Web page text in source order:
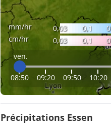
mm/hr 0,03 0,1
cm/hr
0,03 0,1
ven.
08:50 09:20 09:50 10:20
Précipitations Essen